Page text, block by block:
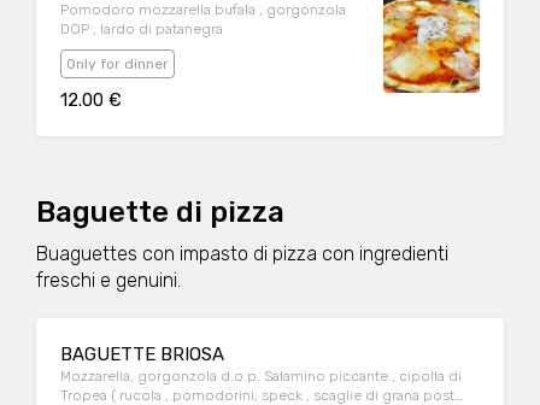
Pomodoro mozzarella bufala , gorgonzola
DOP , lardo di patanegra
Only for dinner
12.00 €
Baguette di pizza
Buaguettes con impasto di pizza con ingredienti
freschi e genuini.
BAGUETTE BRIOSA
Mozzarella, gorgonzola d.o.p. Salamino piccante , cipolla di
Tropea ( rucola , pomodorini, speck , scaglie di grana post